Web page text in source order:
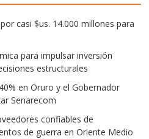
casi $us. 14.000 millones para
para impulsar inversión
estructurales
en Oruro y el Gobernador
Senarecom
confiables de
de guerra en Oriente Medio